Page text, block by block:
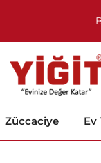
Züccaciye Ev